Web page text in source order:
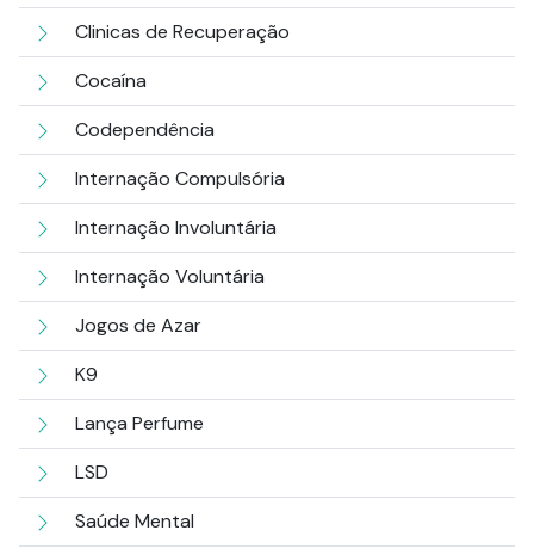
Clinicas de Recuperação
Cocaína
Codependência
Internação Compulsória
Internação Involuntária
Internação Voluntária
Jogos de Azar
K9
Lança Perfume
LSD
Saúde Mental